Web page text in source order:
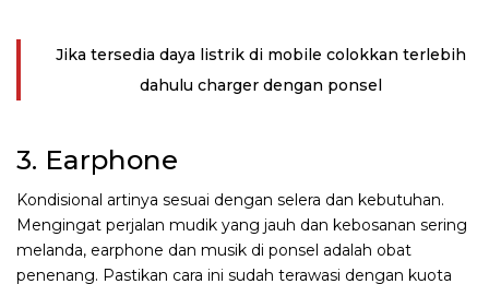
Jika tersedia daya listrik di mobile colokkan terlebih
dahulu charger dengan ponsel
3. Earphone
Kondisional artinya sesuai dengan selera dan kebutuhan.
Mengingat perjalan mudik yang jauh dan kebosanan sering
melanda, earphone dan musik di ponsel adalah obat
penenang. Pastikan cara ini sudah terawasi dengan kuota